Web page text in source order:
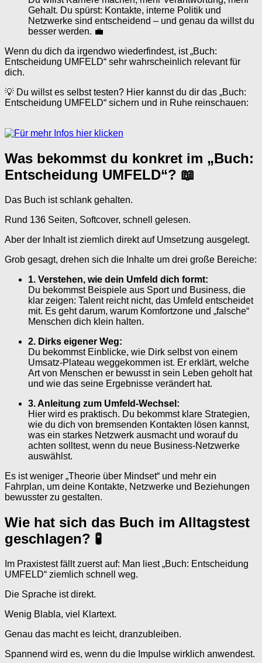
Gehalt. Du spürst: Kontakte, interne Politik und
Netzwerke sind entscheidend – und genau da willst du
besser werden. 💼
Wenn du dich da irgendwo wiederfindest, ist „Buch:
Entscheidung UMFELD“ sehr wahrscheinlich relevant für
dich.
💡 Du willst es selbst testen? Hier kannst du dir das „Buch:
Entscheidung UMFELD“ sichern und in Ruhe reinschauen:
Was bekommst du konkret im „Buch:
Entscheidung UMFELD“? 📖
Das Buch ist schlank gehalten.
Rund 136 Seiten, Softcover, schnell gelesen.
Aber der Inhalt ist ziemlich direkt auf Umsetzung ausgelegt.
Grob gesagt, drehen sich die Inhalte um drei große Bereiche:
1. Verstehen, wie dein Umfeld dich formt:
Du bekommst Beispiele aus Sport und Business, die
klar zeigen: Talent reicht nicht, das Umfeld entscheidet
mit. Es geht darum, warum Komfortzone und „falsche“
Menschen dich klein halten.
2. Dirks eigener Weg:
Du bekommst Einblicke, wie Dirk selbst von einem
Umsatz-Plateau weggekommen ist. Er erklärt, welche
Art von Menschen er bewusst in sein Leben geholt hat
und wie das seine Ergebnisse verändert hat.
3. Anleitung zum Umfeld-Wechsel:
Hier wird es praktisch. Du bekommst klare Strategien,
wie du dich von bremsenden Kontakten lösen kannst,
was ein starkes Netzwerk ausmacht und worauf du
achten solltest, wenn du neue Business-Netzwerke
auswählst.
Es ist weniger „Theorie über Mindset“ und mehr ein
Fahrplan, um deine Kontakte, Netzwerke und Beziehungen
bewusster zu gestalten.
Wie hat sich das Buch im Alltagstest
geschlagen? 🧪
Im Praxistest fällt zuerst auf: Man liest „Buch: Entscheidung
UMFELD“ ziemlich schnell weg.
Die Sprache ist direkt.
Wenig Blabla, viel Klartext.
Genau das macht es leicht, dranzubleiben.
Spannend wird es, wenn du die Impulse wirklich anwendest.